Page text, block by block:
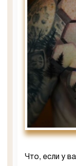
Что, если у